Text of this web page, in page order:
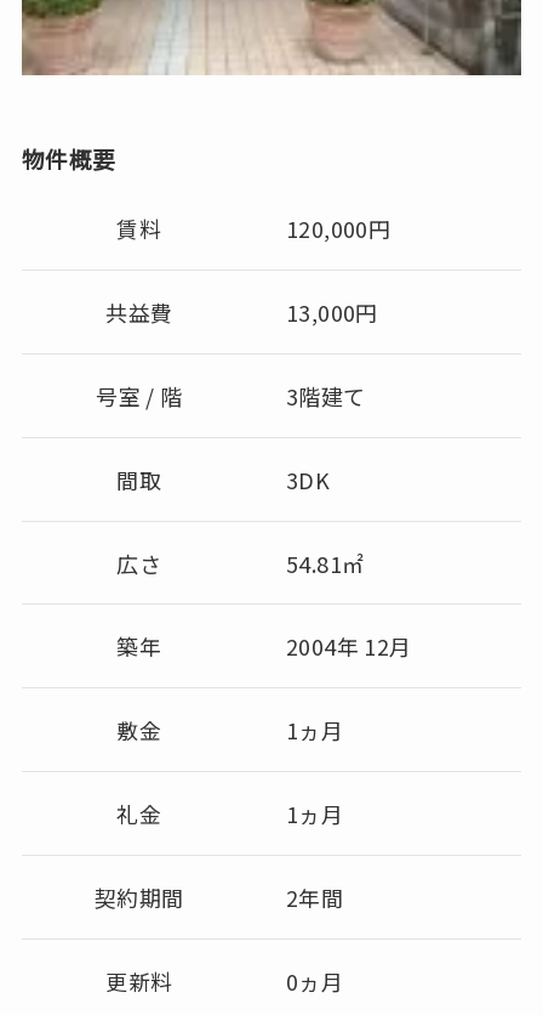
物件概要
賃料 120,000円
共益費 13,000円
号室 / 階 3階建て
間取 3DK
広さ 54.81㎡
築年 2004年 12月
敷金 1ヵ月
礼金 1ヵ月
契約期間 2年間
更新料 0ヵ月